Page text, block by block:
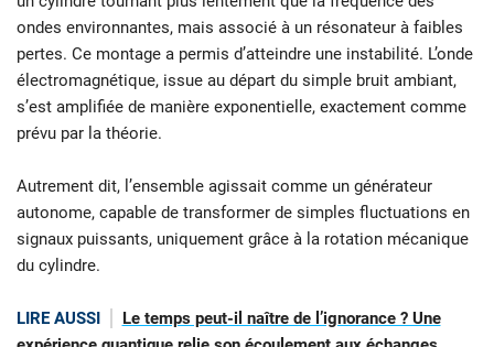
ondes environnantes, mais associé à un résonateur à faibles
pertes. Ce montage a permis d’atteindre une instabilité. L’onde
électromagnétique, issue au départ du simple bruit ambiant,
s’est amplifiée de manière exponentielle, exactement comme
prévu par la théorie.
Autrement dit, l’ensemble agissait comme un générateur
autonome, capable de transformer de simples fluctuations en
signaux puissants, uniquement grâce à la rotation mécanique
du cylindre.
LIRE AUSSI
Le temps peut-il naître de l’ignorance ? Une